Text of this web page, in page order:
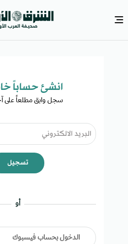
انشئ حساباً
سجل وابق مطلعاً على
تسجيل
أو
الدخول بحساب فيسبوك